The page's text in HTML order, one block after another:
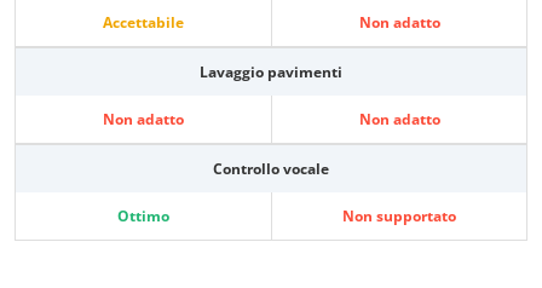
Accettabile Non adatto
Lavaggio pavimenti
Non adatto Non adatto
Controllo vocale
Ottimo Non supportato